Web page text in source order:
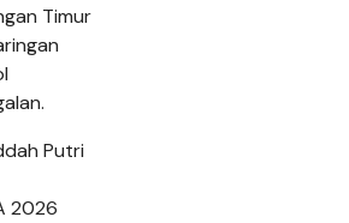
Timur
Putri
2026